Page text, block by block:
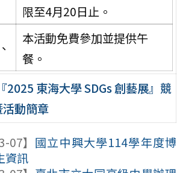
限至4月20日止。
本活動免費參加並提供午
餐。
『2025 東海大學 SDGs 創藝展』競
動簡章
07】 國立中興大學114學年度博
資訊